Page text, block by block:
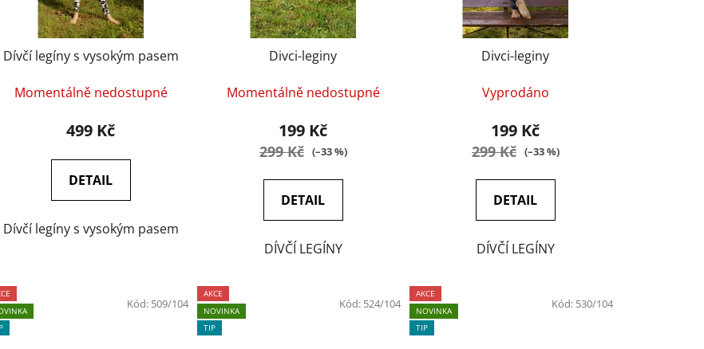
Dívčí legíny s vysokým pasem
Momentálně nedostupné
499 Kč
DETAIL
Dívčí legíny s vysokým pasem
Divci-leginy
Momentálně nedostupné
199 Kč
299 Kč (–33 %)
DETAIL
DÍVČÍ LEGÍNY
Divci-leginy
Vyprodáno
199 Kč
299 Kč (–33 %)
DETAIL
DÍVČÍ LEGÍNY
Kód: 509/104
AKCE
NOVINKA
TIP
Kód: 524/104
AKCE
NOVINKA
TIP
Kód: 530/104